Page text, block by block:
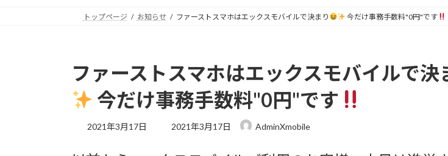
トップページ お知らせ ファーストスマホはエックスモバイルで決まり 今だけ事務手数料"0円"です
ファーストスマホはエックスモバイルで決
今だけ事務手数料"0円"です
2021年3月17日
最
2021年3月17日 AdminXmobile